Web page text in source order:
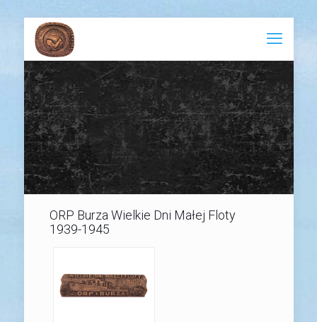
ORP Burza Wielkie Dni Małej Floty
1939-1945